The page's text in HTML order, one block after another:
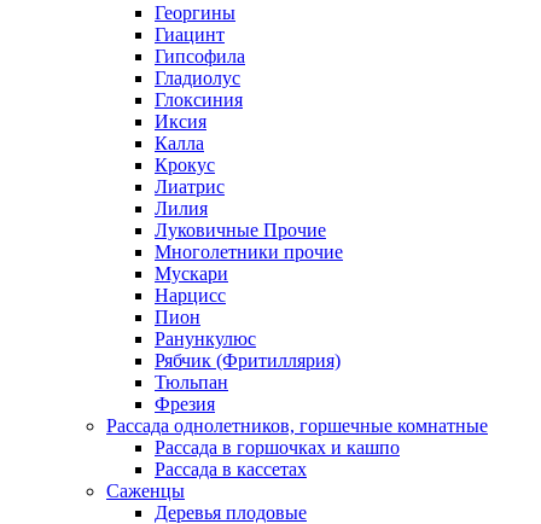
Георгины
Гиацинт
Гипсофила
Гладиолус
Глоксиния
Иксия
Калла
Крокус
Лиатрис
Лилия
Луковичные Прочие
Многолетники прочие
Мускари
Нарцисс
Пион
Ранункулюс
Рябчик (Фритиллярия)
Тюльпан
Фрезия
Рассада однолетников, горшечные комнатные
Рассада в горшочках и кашпо
Рассада в кассетах
Саженцы
Деревья плодовые